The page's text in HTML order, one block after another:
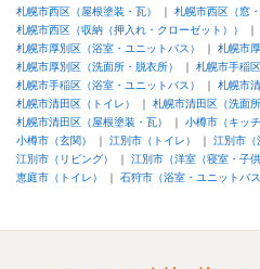
『丁寧な対応』が良かった
5
トイレの早めの交換が、お盆時期が
て、想定より遅くなってしまいまし
（床材やクロス選び）する時間もで
て良かったです。
札幌市西区（屋根塗装・瓦）
札幌市西区（窓・
札幌市西区（収納（押入れ・クローゼット））
札幌市厚別区（浴室・ユニットバス）
札幌市
札幌市厚別区（洗面所・脱衣所）
札幌市手稲
札幌市手稲区（浴室・ユニットバス）
札幌市
札幌市清田区（トイレ）
札幌市清田区（洗面所
札幌市清田区（屋根塗装・瓦）
小樽市（キッ
小樽市（玄関）
江別市（トイレ）
江別市（
江別市（リビング）
江別市（洋室（寝室・子供
恵庭市（トイレ）
石狩市（浴室・ユニットバス